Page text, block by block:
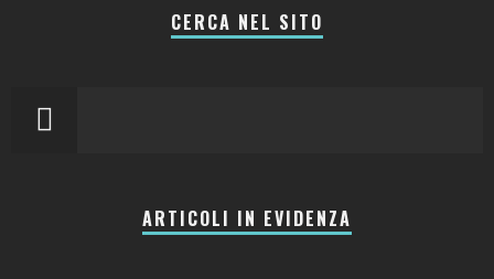
CERCA NEL SITO
ARTICOLI IN EVIDENZA